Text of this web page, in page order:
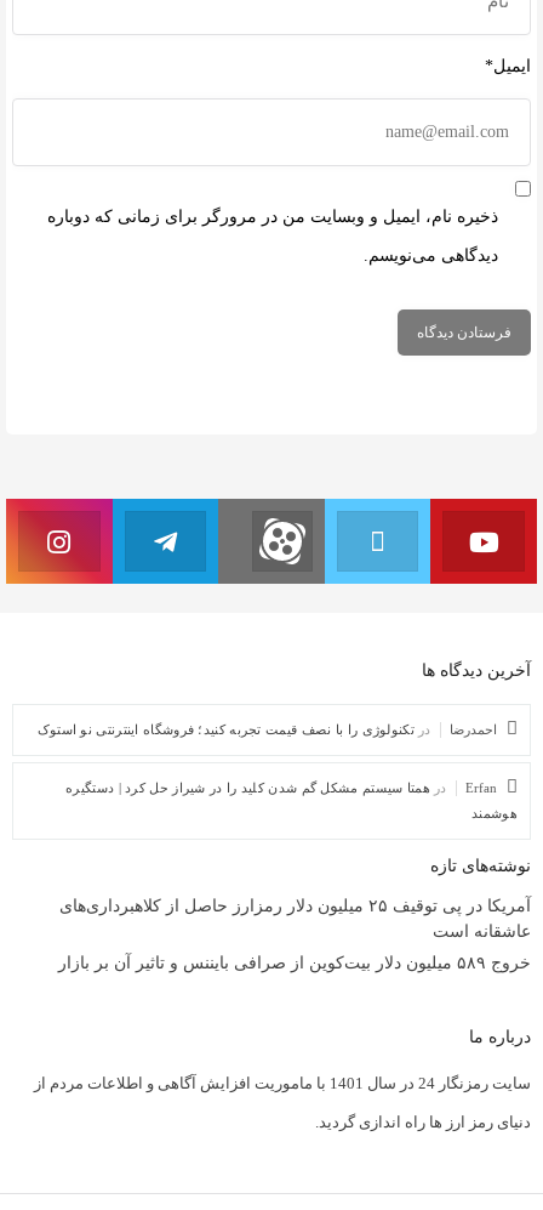
ایمیل*
ذخیره نام، ایمیل و وبسایت من در مرورگر برای زمانی که دوباره
دیدگاهی می‌نویسم.
آخرین دیدگاه ها
احمدرضا در تکنولوژی را با نصف قیمت تجربه کنید؛ فروشگاه اینترنتی نو استوک
Erfan در همتا سیستم مشکل گم شدن کلید را در شیراز حل کرد | دستگیره
هوشمند
نوشته‌های تازه
آمریکا در پی توقیف ۲۵ میلیون دلار رمزارز حاصل از کلاهبرداری‌های
عاشقانه است
خروج ۵۸۹ میلیون دلار بیت‌کوین از صرافی بایننس و تاثیر آن بر بازار
درباره ما
سایت رمزنگار 24 در سال 1401 با ماموریت افزایش آگاهی و اطلاعات مردم از
دنیای رمز ارز ها راه اندازی گردید.